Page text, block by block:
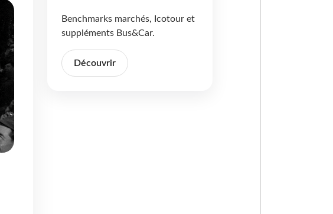
Benchmarks marchés, Icotour et
suppléments Bus&Car.
Découvrir